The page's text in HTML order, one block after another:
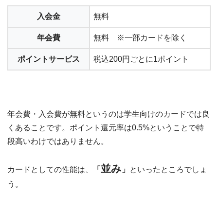
入会金 無料
年会費 無料 ※一部カードを除く
ポイントサービス 税込200円ごとに1ポイント
年会費・入会費が無料というのは学生向けのカードでは良
くあることです。ポイント還元率は0.5%ということで特
段高いわけではありません。
カードとしての性能は、 「 並み 」 といったところでしょ
う。